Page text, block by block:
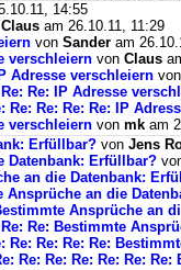
14:55
Claus am 26.10.11, 11:29
von Sander am
verschleiern von Claus
Adresse verschleiern
Re: Re: IP Adresse
Re: Re: Re: Re: IP
verschleiern von mk am
Erfüllbar? von Jens
Datenbank: Erfüllbar?
an die Datenbank:
Ansprüche an die
Ansprüche an
Re: Re: Bestimmte
Re: Re: Re: Re:
Re: Re: Re: Re: Re: